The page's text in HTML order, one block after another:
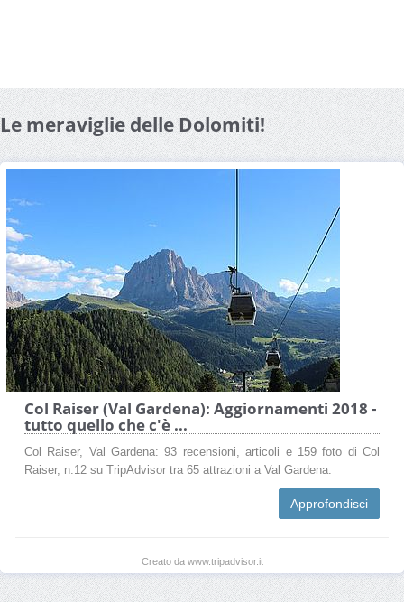
Le meraviglie delle Dolomiti!
Col Raiser (Val Gardena): Aggiornamenti 2018 -
tutto quello che c'è ...
Col Raiser, Val Gardena: 93 recensioni, articoli e 159 foto di Col
Raiser, n.12 su TripAdvisor tra 65 attrazioni a Val Gardena.
Approfondisci
Creato da www.tripadvisor.it